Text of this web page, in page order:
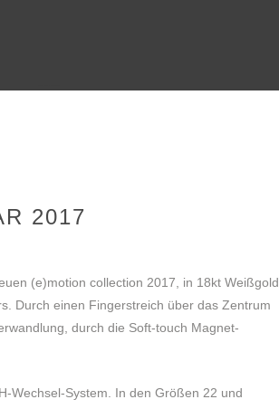
2017
(e)motion collection 2017, in 18kt Weißgold
Durch einen Fingerstreich über das Zentrum
durch die Soft-touch Magnet-
Wechsel-System. In den Größen 22 und